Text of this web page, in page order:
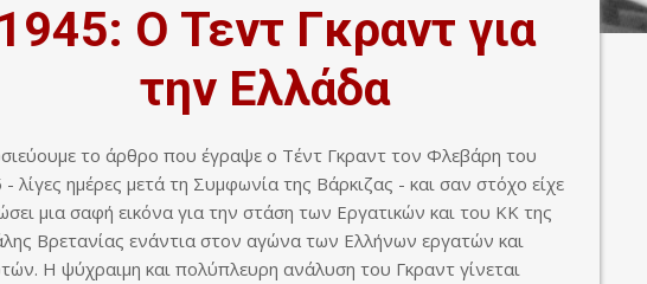
1945: Ο Τεντ Γκραντ για
την Ελλάδα
το άρθρο που έγραψε ο Τέντ Γκραντ τον Φλεβάρη του
λίγες ημέρες μετά τη Συμφωνία της Βάρκιζας - και σαν στόχο είχε
μια σαφή εικόνα για την στάση των Εργατικών και του ΚΚ της
Βρετανίας ενάντια στον αγώνα των Ελλήνων εργατών και
Η ψύχραιμη και πολύπλευρη ανάλυση του Γκραντ γίνεται